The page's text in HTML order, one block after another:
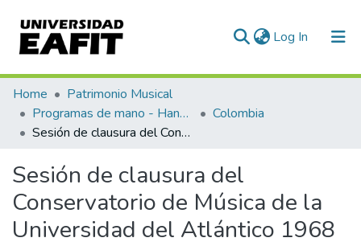
Log In (current)
Communities & Collections
All of DSpace
Home
Patrimonio Musical
Programas de mano - Hand programs
Colombia
Sesión de clausura del Conservatorio de Música de la Universidad del Atlántico 1968
Sesión de clausura del
Conservatorio de Música de la
Universidad del Atlántico 1968